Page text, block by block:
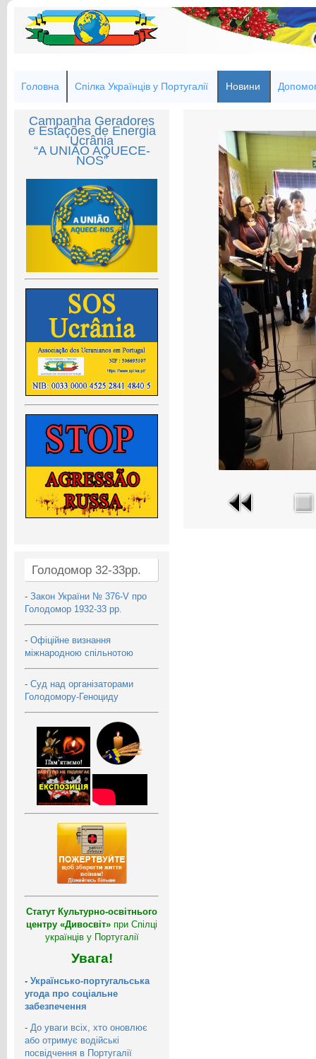
Головна Спілка Українців у Португалії Новини
Campanha Geradores
e Estações de Energia
Ucrânia
“A UNIÃO AQUECE-
NOS”
Голодомор 32-33рр.
- Закон України № 376-V про
Голодомор 1932-33 рр.
- Офіційне визнання
міжнародною спільнотою
- Суд над організаторами
Голодомору-Геноциду
Статут Культурно-освітнього
центру «Дивосвіт» при Спілці
українців у Португалії
Увага!
- Українсько-португальська
угода про соціальне
забезпечення
- До уваги всіх, хто оновлює
або отримує водійські
посвідчення в Португалії